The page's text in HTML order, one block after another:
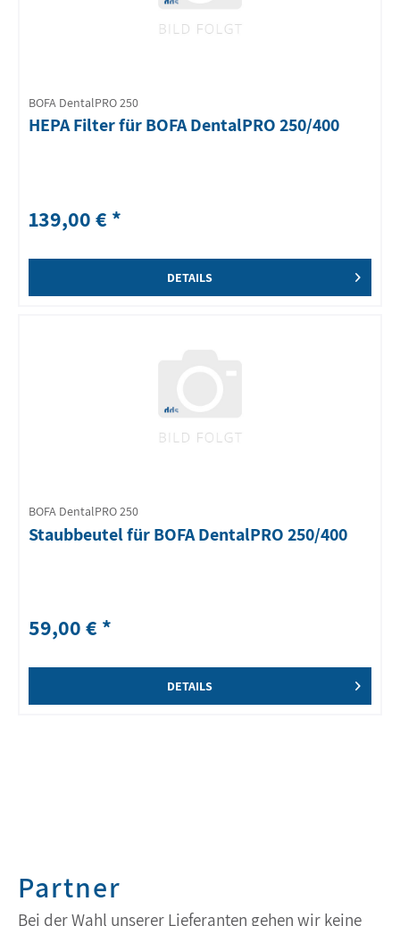
BOFA DentalPRO 250
HEPA Filter für BOFA DentalPRO 250/400
139,00 € *
DETAILS
BOFA DentalPRO 250
Staubbeutel für BOFA DentalPRO 250/400
59,00 € *
DETAILS
Partner
Bei der Wahl unserer Lieferanten gehen wir keine